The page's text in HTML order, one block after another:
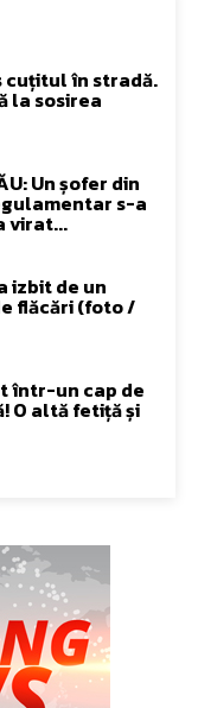
cuțitul în stradă.
la sosirea
Un șofer din
s-a
virat...
izbit de un
flăcări (foto /
într-un cap de
O altă fetiță și